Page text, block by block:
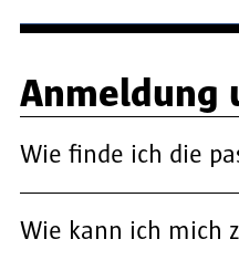
Anmeldung
Wie finde ich die
Wie kann ich mich